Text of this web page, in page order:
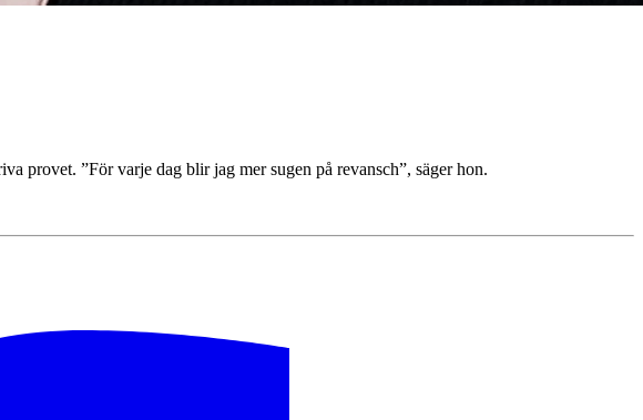
provet. ”För varje dag blir jag mer sugen på revansch”, säger hon.